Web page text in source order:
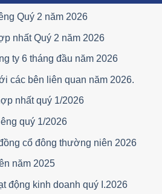
Quý 2 năm 2026
nhất Quý 2 năm 2026
ty 6 tháng đầu năm 2026
các bên liên quan năm 2026.
nhất quý 1/2026
quý 1/2026
cổ đông thường niên 2026
năm 2025
động kinh doanh quý I.2026